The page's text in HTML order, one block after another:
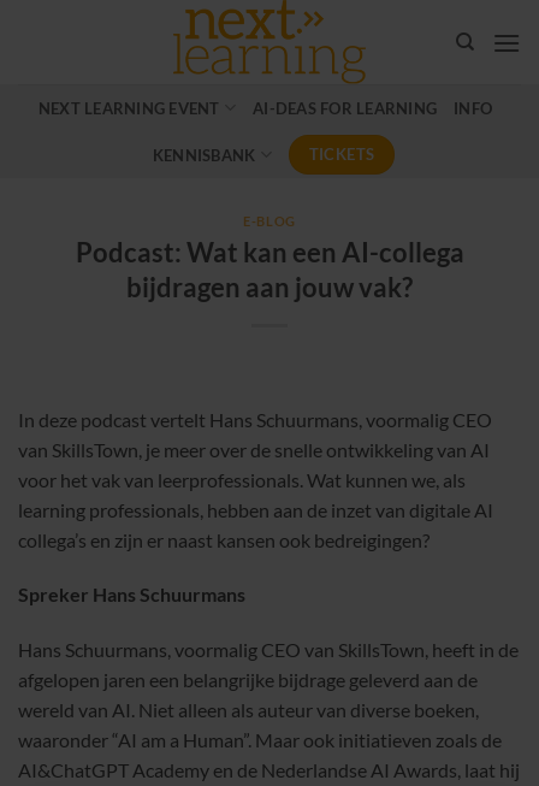
NEXT LEARNING EVENT AI-DEAS FOR LEARNING INFO
KENNISBANK TICKETS
E-BLOG
Podcast: Wat kan een AI-collega
bijdragen aan jouw vak?
In deze podcast vertelt Hans Schuurmans, voormalig CEO
van SkillsTown, je meer over de snelle ontwikkeling van AI
voor het vak van leerprofessionals. Wat kunnen we, als
learning professionals, hebben aan de inzet van digitale AI
collega’s en zijn er naast kansen ook bedreigingen?
Spreker Hans Schuurmans
Hans Schuurmans, voormalig CEO van SkillsTown, heeft in de
afgelopen jaren een belangrijke bijdrage geleverd aan de
wereld van AI. Niet alleen als auteur van diverse boeken,
waaronder “AI am a Human”. Maar ook initiatieven zoals de
AI&ChatGPT Academy en de Nederlandse AI Awards, laat hij